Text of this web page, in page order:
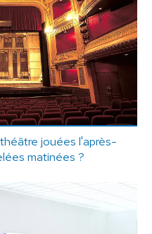
jouées l'après-
matinées ?